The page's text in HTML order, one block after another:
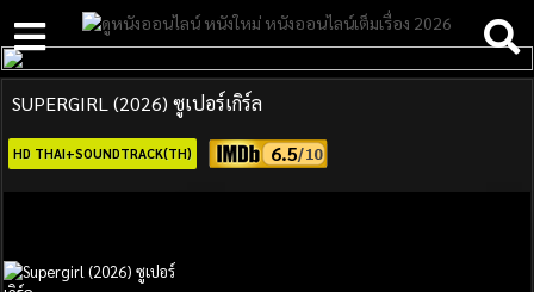
SUPERGIRL (2026) ซูเปอร์เกิร์ล
HD THAI+SOUNDTRACK(TH) 6.5